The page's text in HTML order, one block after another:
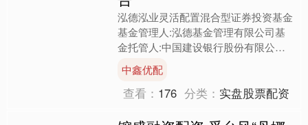
泓德泓业灵活配置混合型证券投资基金
基金管理人:泓德基金管理有限公司基
金托管人:中国建设银行股份有限公司
报告送出日期:2025年07月18日§1重要
提示基金管理人....
中鑫优配
查看： 176 分类： 实盘股票配资